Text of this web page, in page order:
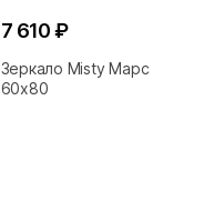
7 610 ₽
Зеркало Misty Марс
60x80